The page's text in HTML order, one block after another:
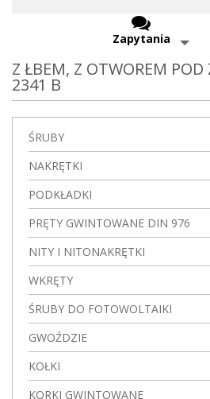
Zapytania
Z ŁBEM, Z OTWOREM POD
2341 B
ŚRUBY
NAKRĘTKI
PODKŁADKI
PRĘTY GWINTOWANE DIN 976
NITY I NITONAKRĘTKI
WKRĘTY
ŚRUBY DO FOTOWOLTAIKI
GWOŹDZIE
KOŁKI
KORKI GWINTOWANE